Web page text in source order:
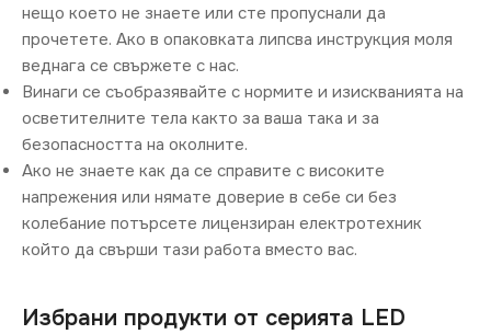
нещо което не знаете или сте пропуснали да
прочетете. Ако в опаковката липсва инструкция моля
веднага се свържете с нас.
Винаги се съобразявайте с нормите и изискванията на
осветителните тела както за ваша така и за
безопасността на околните.
Ако не знаете как да се справите с високите
напрежения или нямате доверие в себе си без
колебание потърсете лицензиран електротехник
който да свърши тази работа вместо вас.
Избрани продукти от серията LED